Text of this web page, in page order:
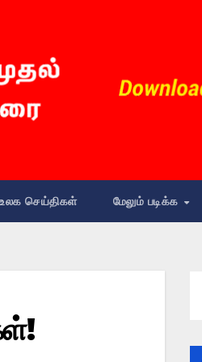
உலக செய்திகள் மேலும் படிக்க